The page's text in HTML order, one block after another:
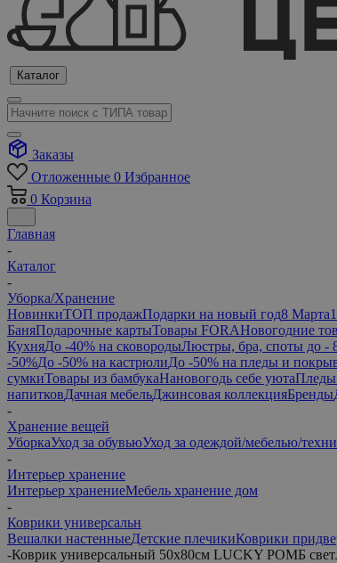
Каталог
Заказы
Отложенные 0 Избранное
0 Корзина
Главная
-
Каталог
-
Уборка/Хранение
НовинкиТОП продажПодарки на новый год8 Марта
БаняПодарочные картыТовары FORAНовогодние
КухняДо -40% на сковородыЛюстры, бра, споты до -
-50%До -50% на кастрюлиДо -50% на пледы и
сумкиТовары из бамбукаНановогодь себе уютаПледы
напитковДачная мебельДжинсовая коллекцияБренды
-
Хранение вещей
УборкаУход за обувьюУход за одеждой/мебелью/
-
Интерьер хранение
Интерьер хранениеМебель хранение дом
-
Коврики универсальн
Вешалки настенныеДетские плечикиКоврики
-Коврик универсальный 50х80см LUCKY РОМБ